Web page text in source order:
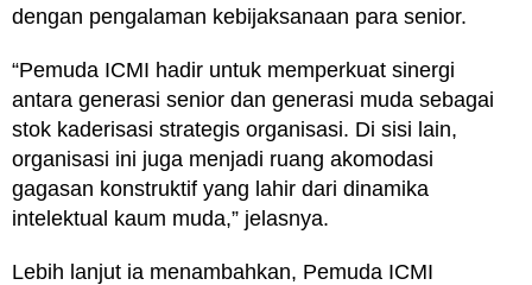
dengan pengalaman kebijaksanaan para senior.
“Pemuda ICMI hadir untuk memperkuat sinergi
antara generasi senior dan generasi muda sebagai
stok kaderisasi strategis organisasi. Di sisi lain,
organisasi ini juga menjadi ruang akomodasi
gagasan konstruktif yang lahir dari dinamika
intelektual kaum muda,” jelasnya.
Lebih lanjut ia menambahkan, Pemuda ICMI